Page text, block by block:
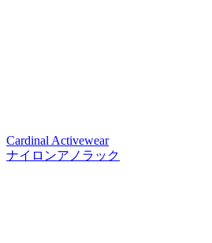
Cardinal Activewear
ナイロンアノラック